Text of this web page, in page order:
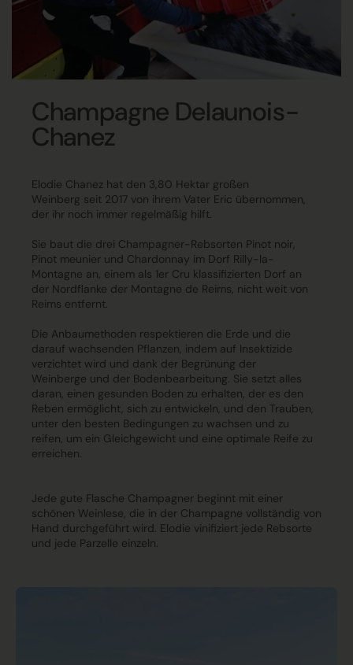
Champagne Delaunois-
Chanez
Elodie Chanez hat den 3,80 Hektar großen
Weinberg seit 2017 von ihrem Vater Eric übernommen,
der ihr noch immer regelmäßig hilft.
Sie baut die drei Champagner-Rebsorten Pinot noir,
Pinot meunier und Chardonnay im Dorf Rilly-la-
Montagne an, einem als 1er Cru klassifizierten Dorf an
der Nordflanke der Montagne de Reims, nicht weit von
Reims entfernt.
Die Anbaumethoden respektieren die Erde und die
darauf wachsenden Pflanzen, indem auf Insektizide
verzichtet wird und dank der Begrünung der
Weinberge und der Bodenbearbeitung. Sie setzt alles
daran, einen gesunden Boden zu erhalten, der es den
Reben ermöglicht, sich zu entwickeln, und den Trauben,
unter den besten Bedingungen zu wachsen und zu
reifen, um ein Gleichgewicht und eine optimale Reife zu
erreichen.
Jede gute Flasche Champagner beginnt mit einer
schönen Weinlese, die in der Champagne vollständig von
Hand durchgeführt wird. Elodie vinifiziert jede Rebsorte
und jede Parzelle einzeln.